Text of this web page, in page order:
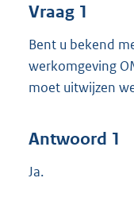
Vraag 1
Bent u bekend
werkomgeving
moet uitwijzen
Antwoord 1
Ja.